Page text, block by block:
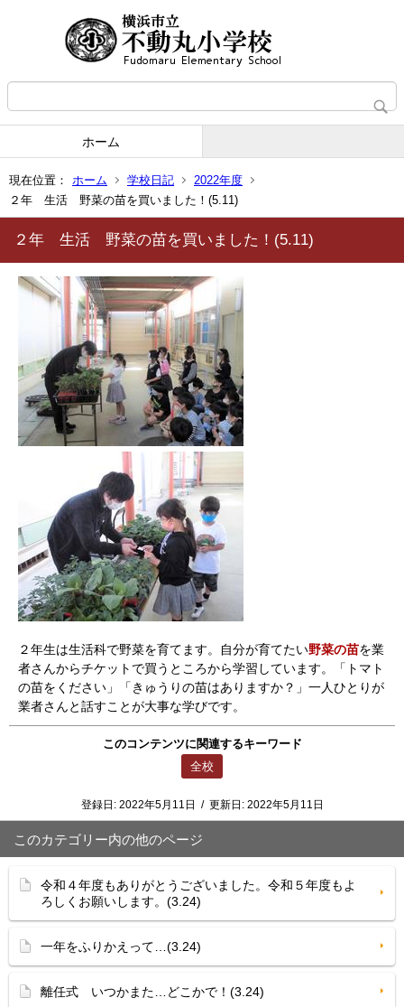
ホーム
現在位置： ホーム 学校日記
2022年度
２年 生活 野菜の苗を買いました！(5.11)
２年 生活 野菜の苗を買いました！(5.11)
２年生は生活科で野菜を育てます。自分が育てたい野菜の苗を業
者さんからチケットで買うところから学習しています。「トマト
の苗をください」「きゅうりの苗はありますか？」一人ひとりが
業者さんと話すことが大事な学びです。
このコンテンツに関連するキーワード
全校
登録日: 2022年5月11日 / 更新日: 2022年5月11日
このカテゴリー内の他のページ
令和４年度もありがとうございました。令和５年度もよ
ろしくお願いします。(3.24)
一年をふりかえって…(3.24)
離任式 いつかまた…どこかで！(3.24)